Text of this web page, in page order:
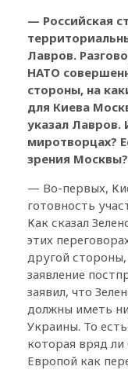
— Российская
Лавров.
НАТО
стороны, на
для Киева
указал Лавров.
миротворцах?
зрения Москвы?
— Во-первых,
готовность
Как сказал
этих
другой
заявление
заявил, что
должны иметь
Украины. То
которая вряд
Европой как